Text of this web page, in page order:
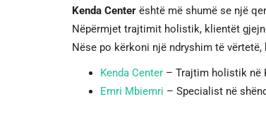
Kenda Center është më shumë se një
Nëpërmjet trajtimit holistik, klientët
Nëse po kërkoni një ndryshim të
Kenda Center – Trajtim holistik në
Emri Mbiemri – Specialist në